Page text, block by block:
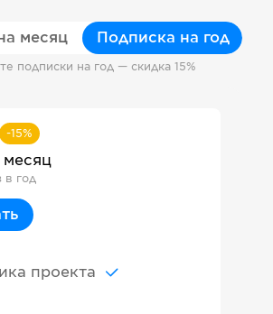
месяц Подписка на год
подписки на год — скидка 15%
-15%
месяц
в год
проекта